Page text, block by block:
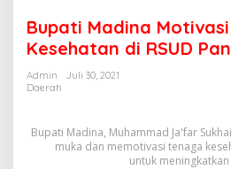
Bupati Madina
Kesehatan di RSUD
Admin
Juli 30, 2021
Daerah
Bupati Madina, Muhammad Ja'far
muka dan memotivasi tenaga
untuk